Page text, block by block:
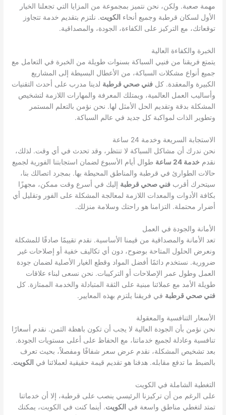
مهمة صعبة. ولكن، نحن نتميز بمجموعة من المزايا التي تجعلنا الخيار
الأول لسكان قرطبة وجميع أنحاء الكويت. نلتزم بتقديم خدمة تتجاوز
توقعاتك، مع التركيز على الكفاءة، الجودة، والمصداقية.
الخبرة والكفاءة العالية
يتمتع فريقنا من فنيي السباكة بسنوات طويلة من الخبرة في التعامل مع
جميع أنواع مشكلات السباكة، من الأعطال البسيطة إلى المشاريع
الكبيرة والمعقدة. كلفني صحي قرطبة لدينا مدرب على أحدث التقنيات
وأساليب العمل العالمية، ويمتلك المعرفة والمهارات اللازمة لتشخيص
المشكلة بدقة وتقديم الحل الأمثل لها. نحن نؤمن بالتعلم المستمر
وتطوير الذات لمواكبة كل جديد في عالم السباكة.
الاستجابة السريعة وخدمة 24 ساعة
نحن ندرك أن مشاكل السباكة لا تنتظر، وقد تحدث في أي وقت. لذلك،
نقدم خدمة 24 ساعة
طوال أيام الأسبوع لضمان استجابتنا الفورية لجميع
حالات الطوارئ في قرطبة والمناطق المحيطة بها. بمجرد اتصالك بنا،
سيتحرك أقربفني صحي قرطبة إليك في أسرع وقت ممكن، مجهزًا
بكافة الأدوات والمعدات اللازمة لمعالجة المشكلة على الفور وتقليل أي
أضرار محتملة. التزامنا هو راحتك وسلامة منزلك.
الأمانة والجودة في العمل
تعد الأمانة والمصداقية من قيمنا الأساسية. نقدم تقييمًا صادقًا للمشكلة
ونعرض الحلول المتاحة بوضوح، دون أي تكاليف خفية أو إصلاحات غير
ضرورية. نستخدم دائمًا أفضل المواد وقطع الغيار الأصلية لضمان جودة
العمل وطول عمر الإصلاحات أو التركيبات. نحن نسعى لبناء علاقات
طويلة الأمد مع عملائنا مبنية على الثقة المتبادلة والخدمة الممتازة. كل
فني صحي قرطبة في فريقنا يلتزم بهذه المعايير.
الأسعار التنافسية والمعقولة
نحن نؤمن بأن الجودة العالية لا يجب أن تكون باهظة الثمن. نقدم أسعارًا
تنافسية وعادلة لجميع خدماتنا، مع الحفاظ على أعلى مستويات الجودة.
بعد تشخيص المشكلة، نقدم عرض سعر شفافًا ومفصلاً، بحيث تعرف
بالضبط ما تدفع مقابله. هدفنا هو تقديم قيمة حقيقية لعملائنا في الكويت.
التغطية الشاملة في الكويت
على الرغم من أن تركيزنا الرئيسي ينصب على قرطبة، إلا أن خدماتنا
تمتد لتغطي مناطق واسعة في الكويت. أينما كنت في الكويت، يمكنك